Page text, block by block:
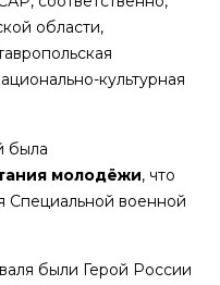
области,
культурная
была
молодёжи, что
Специальной военной
были Герой России